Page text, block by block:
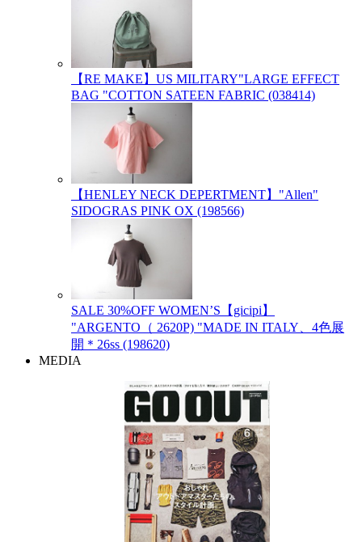
【RE MAKE】US MILITARY"LARGE EFFECT
BAG "COTTON SATEEN FABRIC (038414)
【HENLEY NECK DEPERTMENT】"Allen"
SIDOGRAS PINK OX (198566)
SALE 30%OFF WOMEN’S【gicipi】
"ARGENTO（ 2620P) "MADE IN ITALY、4色展
開＊26ss (198620)
MEDIA